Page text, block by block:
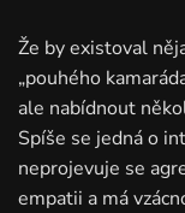
Že by existoval
„pouhého
ale nabídnout
Spíše se jedná o
neprojevuje se
empatii a má